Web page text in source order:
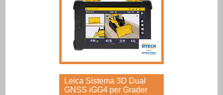
Leica Sistema 3D Dual
GNSS iGG4 per Grader